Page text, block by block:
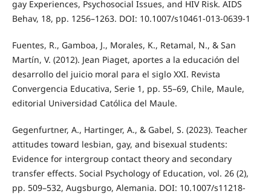
gay Experiences, Psychosocial Issues, and HIV Risk. AIDS
Behav, 18, pp. 1256–1263. DOI: 10.1007/s10461-013-0639-1
Fuentes, R., Gamboa, J., Morales, K., Retamal, N., & San
Martín, V. (2012). Jean Piaget, aportes a la educación del
desarrollo del juicio moral para el siglo XXI. Revista
Convergencia Educativa, Serie 1, pp. 55–69, Chile, Maule,
editorial Universidad Católica del Maule.
Gegenfurtner, A., Hartinger, A., & Gabel, S. (2023). Teacher
attitudes toward lesbian, gay, and bisexual students:
Evidence for intergroup contact theory and secondary
transfer effects. Social Psychology of Education, vol. 26 (2),
pp. 509–532, Augsburgo, Alemania. DOI: 10.1007/s11218-